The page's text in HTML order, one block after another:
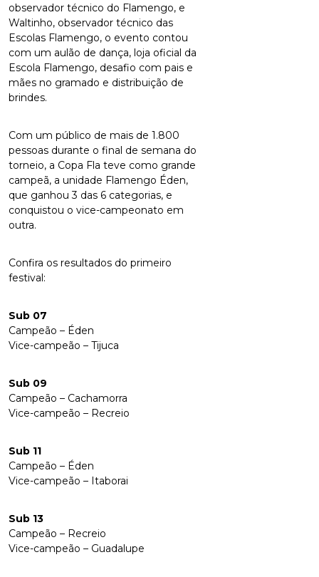
observador técnico do Flamengo, e
Waltinho, observador técnico das
Escolas Flamengo, o evento contou
com um aulão de dança, loja oficial da
Escola Flamengo, desafio com pais e
mães no gramado e distribuição de
brindes.
Com um público de mais de 1.800
pessoas durante o final de semana do
torneio, a Copa Fla teve como grande
campeã, a unidade Flamengo Éden,
que ganhou 3 das 6 categorias, e
conquistou o vice-campeonato em
outra.
Confira os resultados do primeiro
festival:
Sub 07
Campeão – Éden
Vice-campeão – Tijuca
Sub 09
Campeão – Cachamorra
Vice-campeão – Recreio
Sub 11
Campeão – Éden
Vice-campeão – Itaborai
Sub 13
Campeão – Recreio
Vice-campeão – Guadalupe